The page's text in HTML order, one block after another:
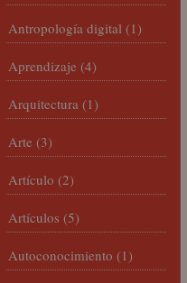
Antropología digital (1)
Aprendizaje (4)
Arquitectura (1)
Arte (3)
Artículo (2)
Artículos (5)
Autoconocimiento (1)